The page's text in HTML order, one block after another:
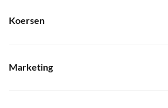
Koersen
Marketing